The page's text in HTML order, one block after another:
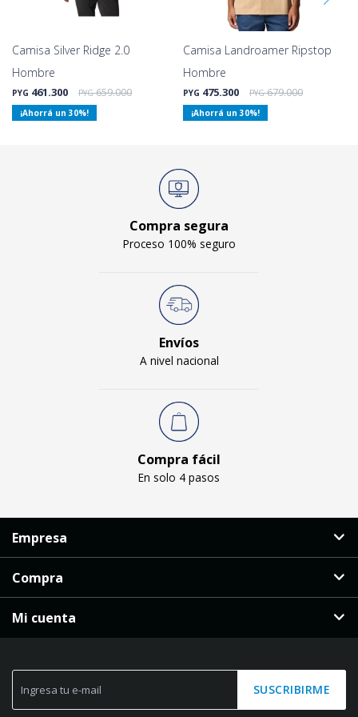
Camisa Silver Ridge 2.0
Hombre
PYG 461.300 PYG 659.000
30
Camisa Landroamer Ripstop
Hombre
PYG 475.300 PYG 679.000
30
Compra segura
Proceso 100% seguro
Envíos
A nivel nacional
Compra fácil
En solo 4 pasos
SUSCRIBIRME
Empresa
Compra
Mi cuenta